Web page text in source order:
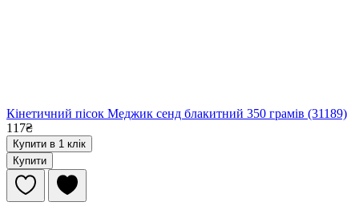
Кінетичний пісок Меджик сенд блакитний 350 грамів (31189)
117₴
Купити в 1 клік
Купити